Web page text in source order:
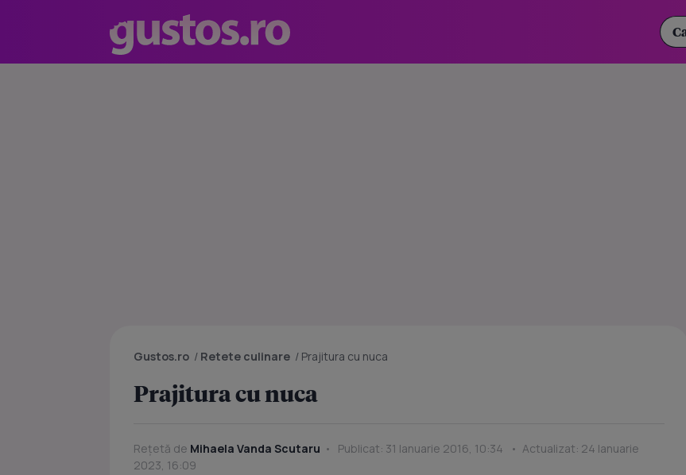
Gustos.ro / Retete culinare / Prajitura cu nuca
Prajitura cu nuca
Rețetă de Mihaela Vanda Scutaru
Publicat: 31 Ianuarie 2016, 10:34 • Actualizat: 24 Ianuarie
2023, 16:09